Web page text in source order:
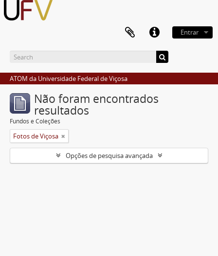
Entrar
ATOM da Universidade Federal de Viçosa
Não foram encontrados
resultados
Fundos e Coleções
Fotos de Viçosa
Opções de pesquisa avançada